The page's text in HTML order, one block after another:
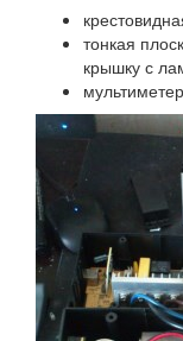
тонкая
крышку с